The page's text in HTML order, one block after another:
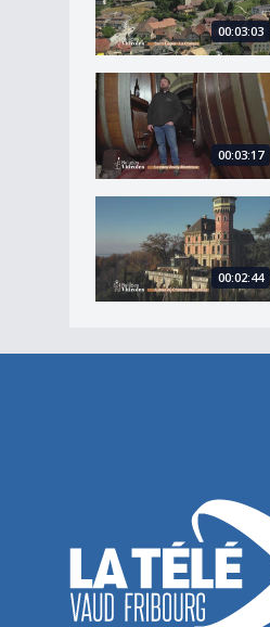
00:03:03
La Cave Vevey-
00:03:17
Balade autour du
00:02:44